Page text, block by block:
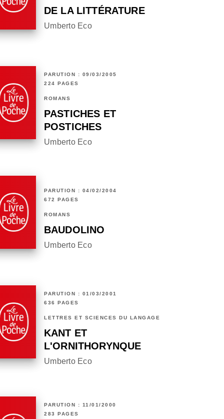
DE LA LITTÉRATURE
Umberto Eco
PARUTION : 09/03/2005
224 PAGES
ROMANS
PASTICHES ET
POSTICHES
Umberto Eco
PARUTION : 04/02/2004
672 PAGES
ROMANS
BAUDOLINO
Umberto Eco
PARUTION : 01/03/2001
636 PAGES
LETTRES ET SCIENCES DU LANGAGE
KANT ET
L'ORNITHORYNQUE
Umberto Eco
PARUTION : 11/01/2000
283 PAGES